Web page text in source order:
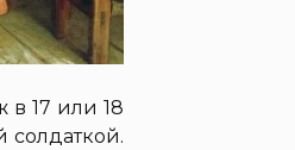
в 17 или 18
солдаткой.